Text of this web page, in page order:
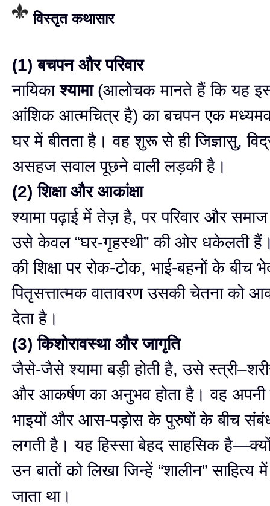
विस्तृत कथासार
(1) बचपन और परिवार
नायिकाश्यामा (आलोचक मानते हैं कि यह
आंशिक आत्मचित्र है) का बचपन एक
घर में बीतता है। वह शुरू से ही जिज्ञासु,
असहज सवाल पूछने वाली लड़की है।
(2) शिक्षा और आकांक्षा
श्यामा पढ़ाई में तेज़ है, पर परिवार और समाज
उसे केवल “घर-गृहस्थी” की ओर धकेलती
की शिक्षा पर रोक-टोक, भाई-बहनों के बीच
पितृसत्तात्मक वातावरण उसकी चेतना को
देता है।
(3) किशोरावस्था और जागृति
जैसे-जैसे श्यामा बड़ी होती है, उसे
और आकर्षण का अनुभव होता है। वह अपनी
भाइयों और आस-पड़ोस के पुरुषों के बीच
लगती है। यह हिस्सा बेहद साहसिक
उन बातों को लिखा जिन्हें “शालीन” साहित्य में
जाता था।